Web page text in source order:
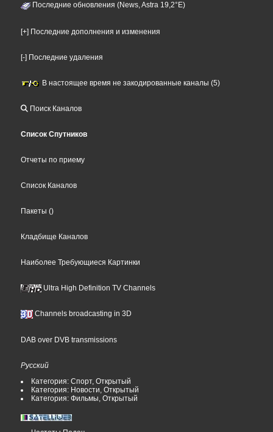
Последние обновления (News, Astra 19,2°E)
[+] Последние дополнения и изменения
[-] Последние удаления
В настоящее время не закодированные каналы (5)
Поиск Каналов
Список Спутников
Отчеты по приему
Список Каналов
Пакеты ()
Кладбище Каналов
Наиболее Требующиеся Картинки
Ultra High Definition TV Channels
Channels broadcasting in 3D
DAB over DVB transmissions
Русский
Категория: Спорт, Открытый
Категория: Новости, Открытый
Категория: Фильмы, Открытый